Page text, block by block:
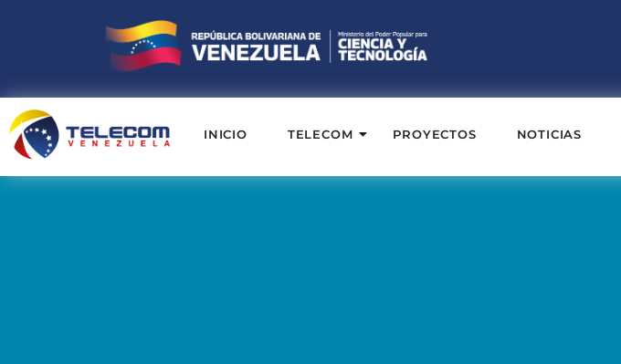
INICIO TELECOM PROYECTOS NOTICIAS